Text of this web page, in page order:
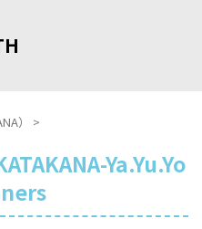
） >
Ya.Yu.Yo